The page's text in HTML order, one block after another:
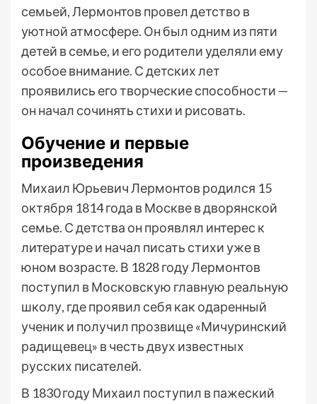
семьей, Лермонтов провел детство в
уютной атмосфере. Он был одним из пяти
детей в семье, и его родители уделяли ему
особое внимание. С детских лет
проявились его творческие способности —
он начал сочинять стихи и рисовать.
Обучение и первые
произведения
Михаил Юрьевич Лермонтов родился 15
октября 1814 года в Москве в дворянской
семье. С детства он проявлял интерес к
литературе и начал писать стихи уже в
юном возрасте. В 1828 году Лермонтов
поступил в Московскую главную реальную
школу, где проявил себя как одаренный
ученик и получил прозвище «Мичуринский
радищевец» в честь двух известных
русских писателей.
В 1830 году Михаил поступил в пажеский